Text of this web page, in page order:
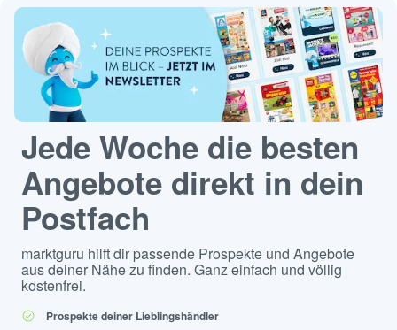
Jede Woche die besten
Angebote direkt in dein
Postfach
marktguru hilft dir passende Prospekte und Angebote
aus deiner Nähe zu finden. Ganz einfach und völlig
kostenfrei.
Prospekte deiner Lieblingshändler